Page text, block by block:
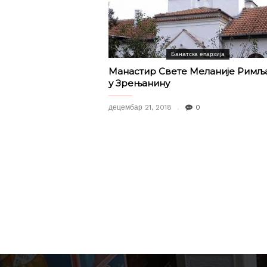
Банатска епархија
Манастир Свете Меланије
у Зрењанину
децембар 21, 2018 0